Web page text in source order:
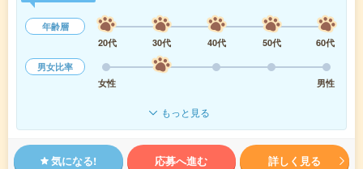
年齢層
20代
30代 40代 50代
60代
男女比率
女性
男性
もっと見る
気になる! 応募へ進む 詳しく見る